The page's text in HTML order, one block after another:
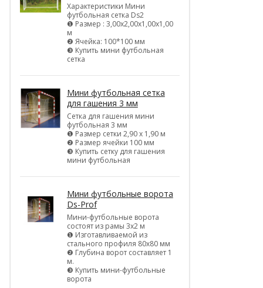
Характеристики Мини
футбольная сетка Ds2
❶ Размер : 3,00х2,00х1,00х1,00
м
❷ Ячейка: 100*100 мм
❸ Купить мини футбольная
сетка
Мини футбольная сетка
для гашения 3 мм
Сетка для гашения мини
футбольная 3 мм
❶ Размер сетки 2,90 х 1,90 м
❷ Размер ячейки 100 мм
❸ Купить сетку для гашения
мини футбольная
Мини футбольные ворота
Ds-Prof
Мини-футбольные ворота
состоят из рамы 3х2 м
❶ Изготавливаемой из
стального профиля 80х80 мм
❷ Глубина ворот составляет 1
м.
❸ Купить мини-футбольные
ворота